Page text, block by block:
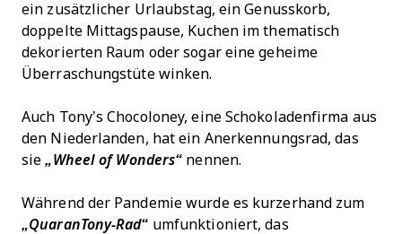
ein zusätzlicher Urlaubstag, ein Genusskorb,
doppelte Mittagspause, Kuchen im thematisch
dekorierten Raum oder sogar eine geheime
Überraschungstüte winken.
Auch Tony’s Chocoloney, eine Schokoladenfirma aus
den Niederlanden, hat ein Anerkennungsrad, das
sie„Wheel of Wonders“ nennen.
Während der Pandemie wurde es kurzerhand zum
„QuaranTony-Rad“ umfunktioniert, das